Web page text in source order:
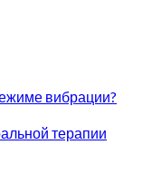
вибрации?
терапии